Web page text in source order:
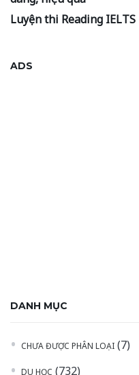
Luyện thi Reading
ADS
DANH MỤC
CHƯA ĐƯỢC PHÂN LOẠI (7)
DU HỌC (732)